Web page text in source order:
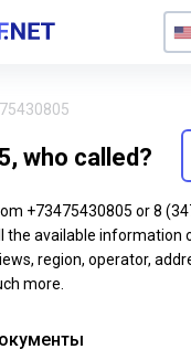
who called?
+73475430805 or 8
the available information
region, operator,
more.